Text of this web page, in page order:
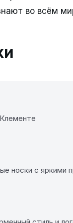
во всём
носки с яркими